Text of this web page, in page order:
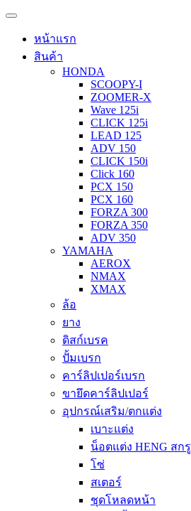
หน้าแรก
สินค้า
HONDA
SCOOPY-I
ZOOMER-X
Wave 125i
CLICK 125i
LEAD 125
ADV 150
CLICK 150i
Click 160
PCX 150
PCX 160
FORZA 300
FORZA 350
ADV 350
YAMAHA
AEROX
NMAX
XMAX
ล้อ
ยาง
ดิสก์เบรค
ปั้มเบรก
คาร์ลิปเปอร์เบรก
ขายึดคาร์ลิปเปอร์
อุปกรณ์เสริม/ตกแต่ง
เบาะแต่ง
น็อตแต่ง HENG สกรู
โซ่
สเตอร์
ชุดโหลดหน้า